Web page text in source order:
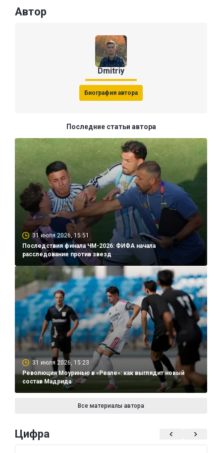
Автор
Dmitriy
Биография автора
Последние статьи автора
31 июля 2026, 15:51
Последствия финала ЧМ-2026: ФИФА начала
расследование против звезд
31 июля 2026, 15:23
Революция Моуринью в «Реале»: как выглядит новый
состав Мадрида
Все материалы автора
Цифра